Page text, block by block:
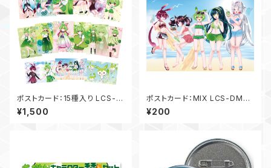
ポストカード：15種入り LCS-D
M-ALL01
¥1,500
ポストカード：MIX LCS-DM-
MX02
¥200